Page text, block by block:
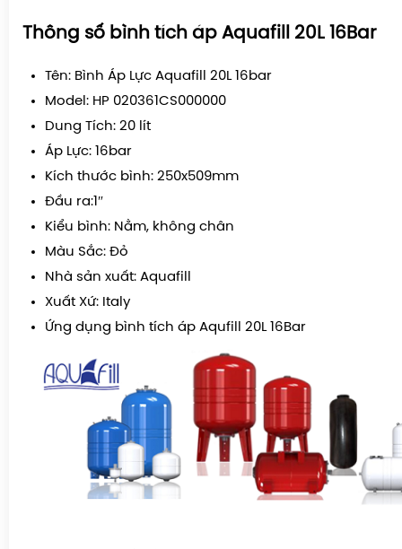
Thông số bình tích áp Aquafill 20L 16Bar
Tên: Bình Áp Lực Aquafill 20L 16bar
Model: HP 020361CS000000
Dung Tích: 20 lít
Áp Lực: 16bar
Kích thước bình: 250x509mm
Đầu ra:1″
Kiểu bình: Nằm, không chân
Màu Sắc: Đỏ
Nhà sản xuất: Aquafill
Xuất Xứ: Italy
Ứng dụng bình tích áp Aqufill 20L 16Bar